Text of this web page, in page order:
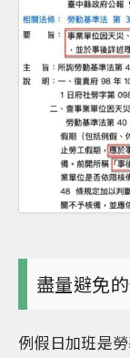
盡量避免
例假日加班是